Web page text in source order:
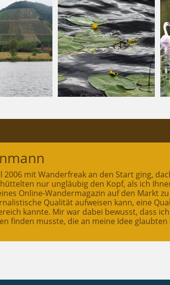
2006 mit Wanderfreak an den Start ging,
nur ungläubig den Kopf, als ich
Online-Wandermagazin auf den Markt
Qualität aufweisen kann, eine
kannte. Mir war dabei bewusst, dass
finden musste, die an meine Idee